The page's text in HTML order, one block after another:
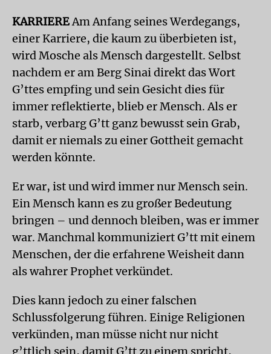
KARRIERE Am Anfang seines Werdegangs,
einer Karriere, die kaum zu überbieten ist,
wird Mosche als Mensch dargestellt. Selbst
nachdem er am Berg Sinai direkt das Wort
G’ttes empfing und sein Gesicht dies für
immer reflektierte, blieb er Mensch. Als er
starb, verbarg G’tt ganz bewusst sein Grab,
damit er niemals zu einer Gottheit gemacht
werden könnte.
Er war, ist und wird immer nur Mensch sein.
Ein Mensch kann es zu großer Bedeutung
bringen – und dennoch bleiben, was er immer
war. Manchmal kommuniziert G’tt mit einem
Menschen, der die erfahrene Weisheit dann
als wahrer Prophet verkündet.
Dies kann jedoch zu einer falschen
Schlussfolgerung führen. Einige Religionen
verkünden, man müsse nicht nur nicht
g’ttlich sein, damit G’tt zu einem spricht,